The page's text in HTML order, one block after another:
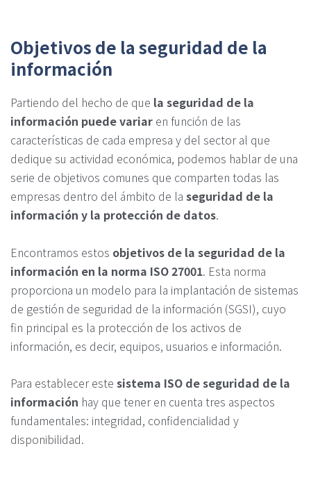
Objetivos de la seguridad de la
información
Partiendo del hecho de que la seguridad de la
información puede variar en función de las
características de cada empresa y del sector al que
dedique su actividad económica, podemos hablar de una
serie de objetivos comunes que comparten todas las
empresas dentro del ámbito de la seguridad de la
información y la protección de datos.
Encontramos estos objetivos de la seguridad de la
información en la norma ISO 27001. Esta norma
proporciona un modelo para la implantación de sistemas
de gestión de seguridad de la información (SGSI), cuyo
fin principal es la protección de los activos de
información, es decir, equipos, usuarios e información.
Para establecer este sistema ISO de seguridad de la
información hay que tener en cuenta tres aspectos
fundamentales: integridad, confidencialidad y
disponibilidad.